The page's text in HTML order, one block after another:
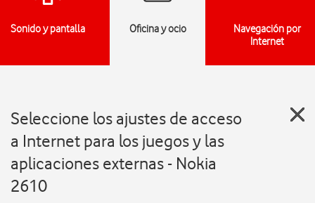
Sonido y pantalla Oficina y ocio
Navegación por
Internet
Seleccione los ajustes de acceso
a Internet para los juegos y las
aplicaciones externas - Nokia
2610